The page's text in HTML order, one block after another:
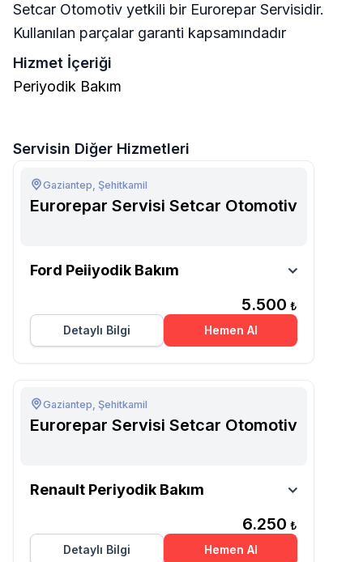
Setcar Otomotiv yetkili bir Eurorepar Servisidir.
Kullanılan parçalar garanti kapsamındadır
Hizmet İçeriği
Periyodik Bakım
Servisin Diğer Hizmetleri
Gaziantep, Şehitkamil
Eurorepar Servisi Setcar Otomotiv
Otomotiv
Ford Peiiyodik Bakım
5.500 ₺
Detaylı Bilgi
Hemen Al
Gaziantep, Şehitkamil
Eurorepar Servisi Setcar Otomotiv
Otomotiv
Renault Periyodik Bakım
6.250 ₺
Detaylı Bilgi
Hemen Al